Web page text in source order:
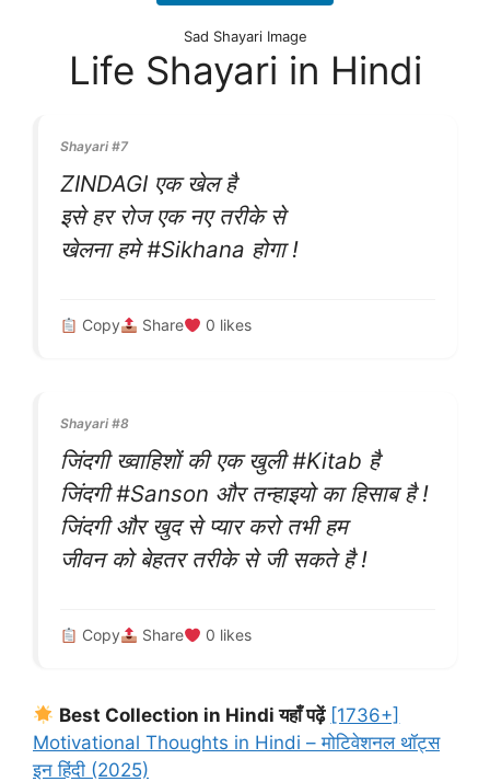
Sad Shayari Image
Life Shayari in Hindi
Shayari #7
ZINDAGI एक खेल है
इसे हर रोज एक नए तरीके से
खेलना हमे #Sikhana होगा !
Copy Share 0 likes
Shayari #8
जिंदगी ख्वाहिशों की एक खुली #Kitab है
जिंदगी #Sanson और तन्हाइयो का हिसाब है !
जिंदगी और खुद से प्यार करो तभी हम
जीवन को बेहतर तरीके से जी सकते है !
Copy Share 0 likes
Best Collection in Hindi यहाँ पढ़ें [1736+]
Motivational Thoughts in Hindi – मोटिवेशनल थॉट्स
इन हिंदी (2025)